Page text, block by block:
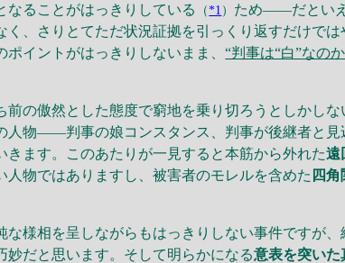
なることがはっきりしている
（*1 ） ため――だといえ
く、さりとてただ状況証拠を引っくり返すだけで
ポイントがはっきりしないまま、“判事は“白”なの
の傲然とした態度で窮地を乗り切ろうとしかし
人物――判事の娘コンスタンス、判事が後継者と
ます。このあたりが一見すると本筋から外れた遠
人物ではありますし、被害者のモレルを含めた 四角
様相を呈しながらもはっきりしない事件ですが
妙だと思います。そして明らかになる意表を突いた